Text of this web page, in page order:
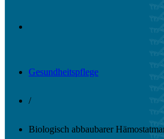
Gesundheitspflege
/
Biologisch abbaubarer